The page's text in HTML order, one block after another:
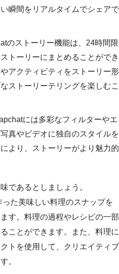
瞬間をリアルタイムでシェアで
のストーリー機能は、24時間限
トーリーにまとめることができ
アクティビティをストーリー形
ストーリーテリングを楽しむこ
には多彩なフィルターやエ
真やビデオに独自のスタイルを
より、ストーリーがより魅力的
であるとしましょう。
た美味しい料理のスナップを
す。料理の過程やレシピの一部
ことができます。また、料理に
トを使用して、クリエイティブ
。